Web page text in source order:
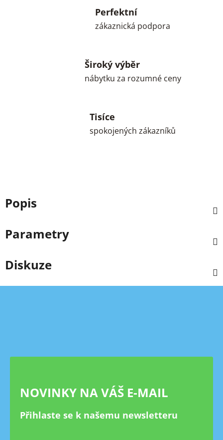
Perfektní
zákaznická podpora
Široký výběr
nábytku za rozumné ceny
Tisíce
spokojených zákazníků
Popis
Parametry
Diskuze
Z
NOVINKY NA VÁŠ E-MAIL
Přihlaste se k našemu newsletteru